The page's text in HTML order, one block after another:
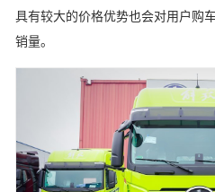
具有较大的价格优势也会对用户购
销量。